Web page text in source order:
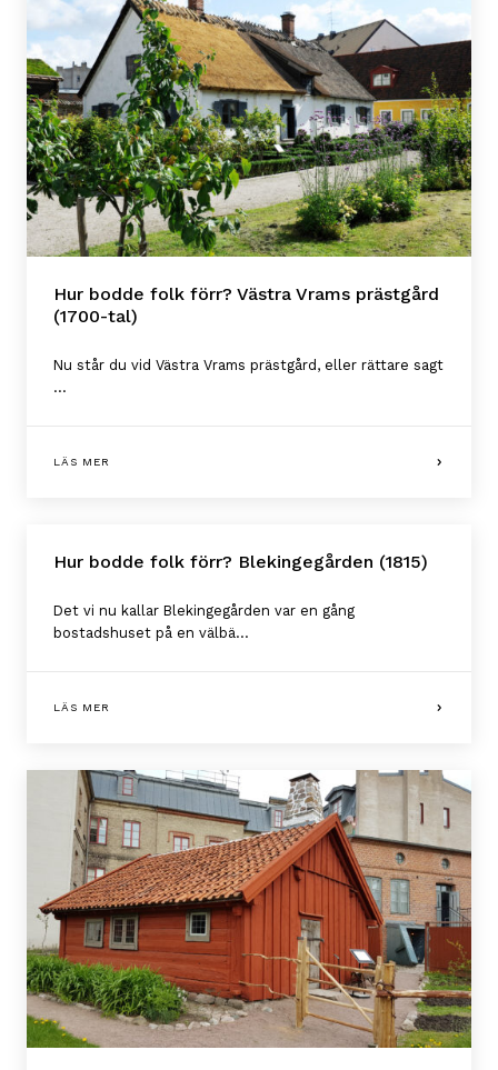
Hur bodde folk förr? Västra Vrams prästgård
(1700-tal)
Nu står du vid Västra Vrams prästgård, eller rättare sagt
...
LÄS MER
Hur bodde folk förr? Blekingegården (1815)
Det vi nu kallar Blekingegården var en gång
bostadshuset på en välbä...
LÄS MER